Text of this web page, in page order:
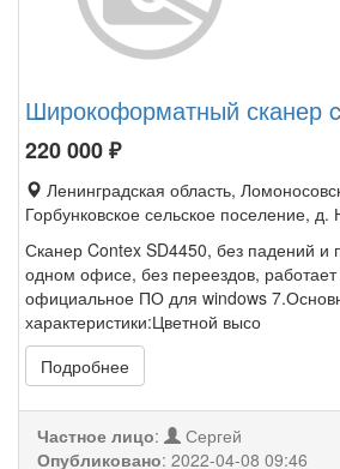
Широкоформатный сканер
220 000₽
Ленинградская область,
Горбунковское сельское поселение, д.
Сканер Contex SD4450, без падений и
одном офисе, без переездов,
официальное ПО для windows
характеристики:Цветной высо
Подробнее
Частное лицо:
Сергей
Опубликовано: 2022-04-08 09:46